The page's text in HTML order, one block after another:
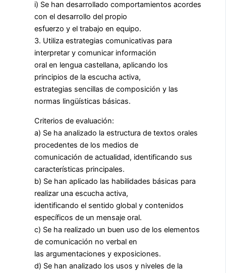
i) Se han desarrollado comportamientos acordes
con el desarrollo del propio
esfuerzo y el trabajo en equipo.
3. Utiliza estrategias comunicativas para
interpretar y comunicar información
oral en lengua castellana, aplicando los
principios de la escucha activa,
estrategias sencillas de composición y las
normas lingüísticas básicas.
Criterios de evaluación:
a) Se ha analizado la estructura de textos orales
procedentes de los medios de
comunicación de actualidad, identificando sus
características principales.
b) Se han aplicado las habilidades básicas para
realizar una escucha activa,
identificando el sentido global y contenidos
específicos de un mensaje oral.
c) Se ha realizado un buen uso de los elementos
de comunicación no verbal en
las argumentaciones y exposiciones.
d) Se han analizado los usos y niveles de la